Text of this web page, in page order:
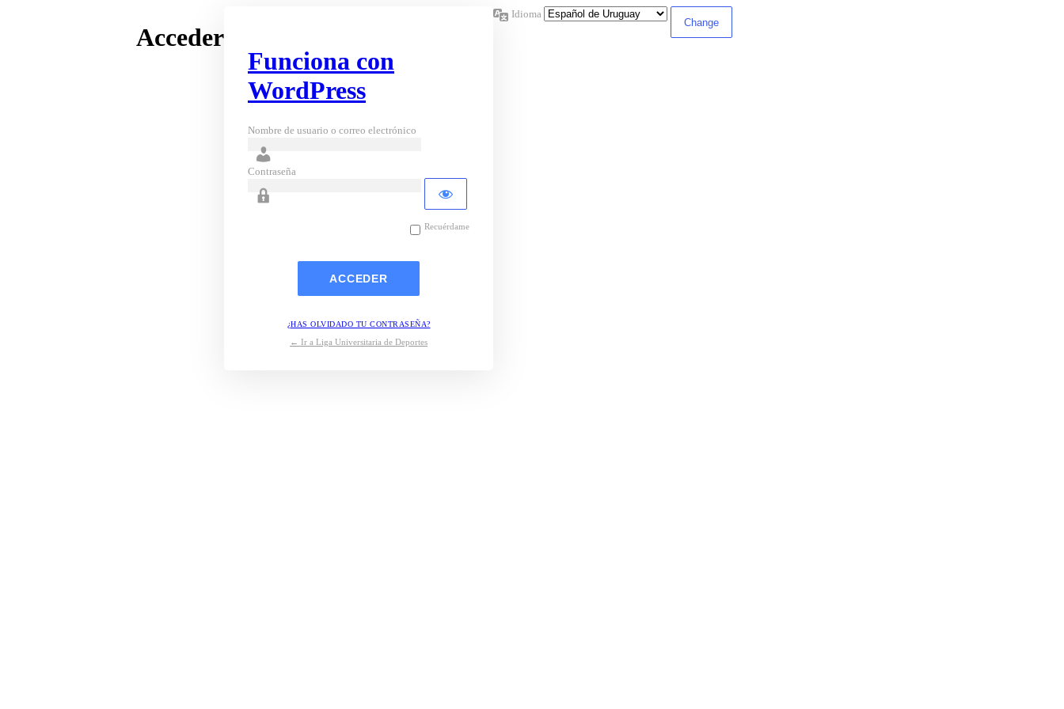
Acceder
Funciona con
WordPress
Nombre de usuario o correo electrónico
Contraseña
Recuérdame
¿HAS OLVIDADO TU CONTRASEÑA?
← Ir a Liga Universitaria de Deportes
Idioma